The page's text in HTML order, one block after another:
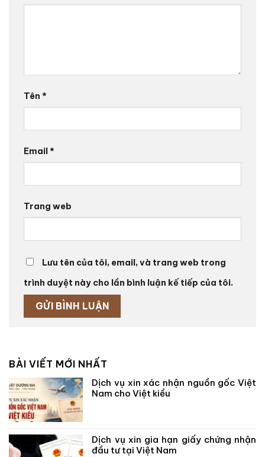
Tên *
Email*
Trang web
Lưu tên của tôi, email, và trang web trong
trình duyệt này cho lần bình luận kế tiếp của tôi.
BÀI VIẾT MỚI NHẤT
Dịch vụ xin xác nhận nguồn gốc Việt
Nam cho Việt kiều
Dịch vụ xin gia hạn giấy chứng nhận
đầu tư tại Việt Nam